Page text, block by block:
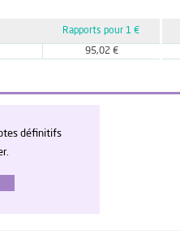
Rapports pour 1 €
95,02 €
définitifs